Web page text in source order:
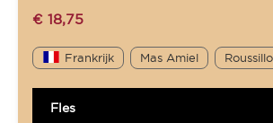
€ 18,75
Frankrijk Mas Amiel
Fles